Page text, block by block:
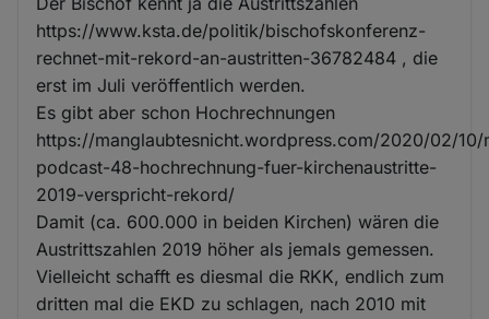
https://www.ksta.de/politik/bischofskonferenz-
rechnet-mit-rekord-an-austritten-36782484 , die
erst im Juli veröffentlich werden.
Es gibt aber schon Hochrechnungen
https://manglaubtesnicht.wordpress.com/2020/02/10/
podcast-48-hochrechnung-fuer-kirchenaustritte-
2019-verspricht-rekord/
Damit (ca. 600.000 in beiden Kirchen) wären die
Austrittszahlen 2019 höher als jemals gemessen.
Vielleicht schafft es diesmal die RKK, endlich zum
dritten mal die EKD zu schlagen, nach 2010 mit